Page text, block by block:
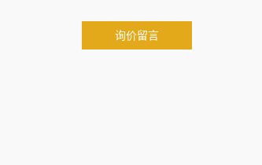
询价留言